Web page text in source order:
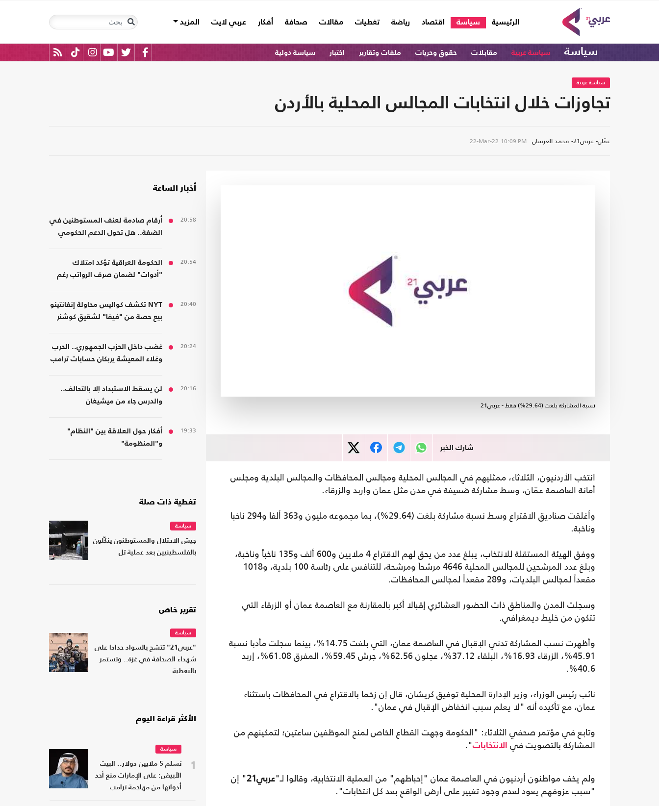
الرئيسية
(current) سياسة اقتصاد رياضة تغطيات مقالات صحافة أفكار عربي لايت المزيد
سياسة سياسة عربية مقابلات حقوق وحريات ملفات وتقارير اختبار سياسة دولية
سياسة عربية
تجاوزات خلال انتخابات المجالس المحلية بالأردن
عمّان- عربي21- محمد العرسان 22-Mar-22 10:09 PM
نسبة المشاركة بلغت (29.64%) فقط - عربي21
شارك الخبر
انتخب الأردنيون، الثلاثاء، ممثليهم في المجالس المحلية ومجالس المحافظات والمجالس البلدية ومجلس
أمانة العاصمة عمّان، وسط مشاركة ضعيفة في مدن مثل عمان وإربد والزرقاء.
وأغلقت صناديق الاقتراع وسط نسبة مشاركة بلغت (29.64%)، بما مجموعه مليون و363 ألفا و294 ناخبا
وناخبة.
ووفق الهيئة المستقلة للانتخاب، يبلغ عدد من يحق لهم الاقتراع 4 ملايين و600 ألف و135 ناخباً وناخبة،
وبلغ عدد المرشحين للمجالس المحلية 4646 مرشحاً ومرشحة، للتنافس على رئاسة 100 بلدية، و1018
مقعداً لمجالس البلديات، و289 مقعداً لمجالس المحافظات.
وسجلت المدن والمناطق ذات الحضور العشائري إقبالا أكبر بالمقارنة مع العاصمة عمان أو الزرقاء التي
تتكون من خليط ديمغرافي.
وأظهرت نسب المشاركة تدني الإقبال في العاصمة عمان، التي بلغت 14.75%، بينما سجلت مأدبا نسبة
45.91%، الزرقاء 16.93%، البلقاء 37.12%، عجلون 62.56%، جرش 59.45%، المفرق 61.08%، إربد
40.6%.
نائب رئيس الوزراء، وزير الإدارة المحلية توفيق كريشان، قال إن زخما بالاقتراع في المحافظات باستثناء
عمان، مع تأكيده أنه "لا يعلم سبب انخفاض الإقبال في عمان".
وتابع في مؤتمر صحفي الثلاثاء: "الحكومة وجهت القطاع الخاص لمنح الموظفين ساعتين؛ لتمكينهم من
المشاركة بالتصويت في
الانتخابات".
ولم يخف مواطنون أردنيون في العاصمة عمان "إحباطهم" من العملية الانتخابية، وقالوا لـ"عربي21
" إن
"سبب عزوفهم يعود لعدم وجود تغيير على أرض الواقع بعد كل انتخابات".
أخبار الساعة
20:58
أرقام صادمة لعنف المستوطنين في
الضفة.. هل تحول الدعم الحكومي
20:54
الحكومة العراقية تؤكد امتلاك
"أدوات" لضمان صرف الرواتب رغم
20:40
NYT تكشف كواليس محاولة إنفانتينو
بيع حصة من "فيفا" لشقيق كوشنر
20:24
غضب داخل الحزب الجمهوري.. الحرب
وغلاء المعيشة يربكان حسابات ترامب
20:16
لن يسقط الاستبداد إلا بالتحالف..
والدرس جاء من ميشيغان
19:33
أفكار حول العلاقة بين "النظام"
و"المنظومة"
تغطية ذات صلة
سياسة
جيش الاحتلال والمستوطنون ينكّلون
بالفلسطينيين بعد عملية تل
تقرير خاص
سياسة
"عربي21" تتشح بالسواد حدادا على
شهداء الصحافة في غزة.. وتستمر
بالتغطية
الأكثر قراءة اليوم
1
سياسة
تسلم 5 ملايين دولار.. البيت
الأبيض: على الإمارات منع أحد
أدواتها من مهاجمة ترامب